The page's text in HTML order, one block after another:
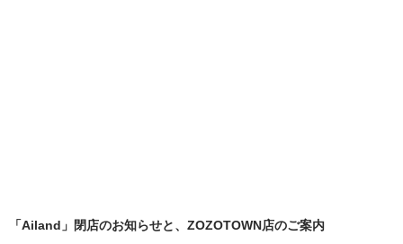
「Ailand」閉店のお知らせと、ZOZOTOWN店のご案内